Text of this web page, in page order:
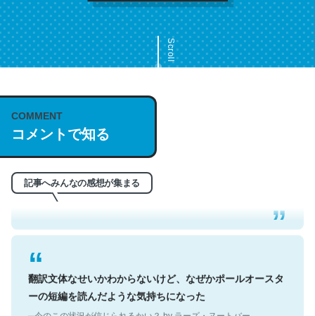
Scroll
COMMENT
コメントで知る
記事へみんなの感想が集まる
これは名文。彼はとてもクレバーなんだろうなと凄く思
─今のこの状況が信じられるかい？ by ラーズ・ヌートバー
翻訳文体なせいかわからないけど、なぜかポールオースタ
ーの短編を読んだような気持ちになった
─今のこの状況が信じられるかい？ by ラーズ・ヌートバー